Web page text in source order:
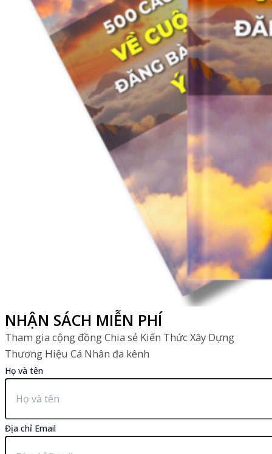
NHẬN SÁCH MIỄN PHÍ
Tham gia cộng đồng Chia sẻ Kiến Thức Xây Dựng
Thương Hiệu Cá Nhân đa kênh
Họ và tên
Địa chỉ Email